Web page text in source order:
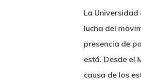
La Universidad
lucha del
presencia de
está. Desde el
causa de los